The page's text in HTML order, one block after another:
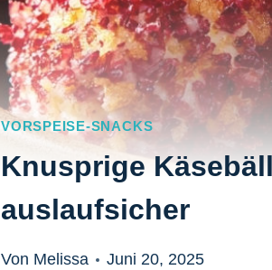
VORSPEISE-SNACKS
Knusprige
auslaufsicher
Von Melissa Juni 20, 2025